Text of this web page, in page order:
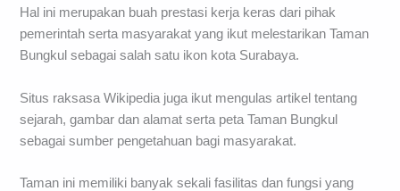
Hal ini merupakan buah prestasi kerja keras dari pihak
pemerintah serta masyarakat yang ikut melestarikan Taman
Bungkul sebagai salah satu ikon kota Surabaya.
Situs raksasa Wikipedia juga ikut mengulas artikel tentang
sejarah, gambar dan alamat serta peta Taman Bungkul
sebagai sumber pengetahuan bagi masyarakat.
Taman ini memiliki banyak sekali fasilitas dan fungsi yang